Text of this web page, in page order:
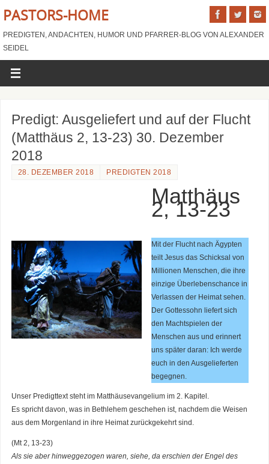
PASTORS-HOME
PREDIGTEN, ANDACHTEN, HUMOR UND PFARRER-BLOG VON ALEXANDER
SEIDEL
Predigt: Ausgeliefert und auf der Flucht
(Matthäus 2, 13-23) 30. Dezember
2018
28. DEZEMBER 2018 PREDIGTEN 2018
Matthäus
2, 13-23
Mit der Flucht nach Ägypten
teilt Jesus das Schicksal von
Millionen Menschen, die ihre
einzige Überlebenschance in
Verlassen der Heimat sehen.
Der Gottessohn liefert sich
den Machtspielen der
Menschen aus und erinnert
uns später daran: Ich werde
euch in den Ausgelieferten
begegnen.
Unser Predigttext steht im Matthäusevangelium im 2. Kapitel.
Es spricht davon, was in Bethlehem geschehen ist, nachdem die Weisen
aus dem Morgenland in ihre Heimat zurückgekehrt sind.
(Mt 2, 13-23)
Als sie aber hinweggezogen waren, siehe, da erschien der Engel des